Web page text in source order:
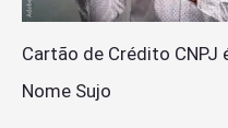
Cartão de Crédito CNPJ
Nome Sujo